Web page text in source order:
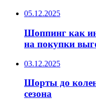
05.12.2025
Шоппинг как
на покупки
03.12.2025
Шорты до
сезона